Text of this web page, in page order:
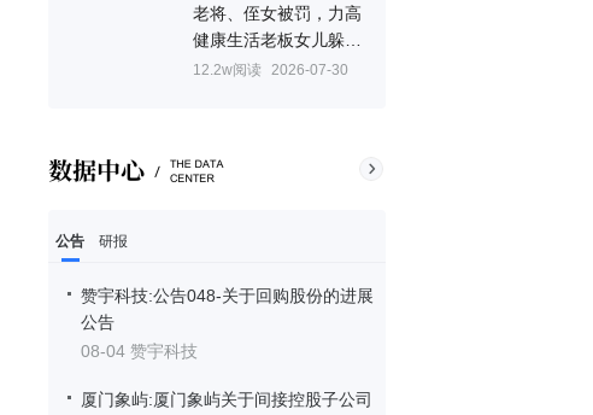
老将、侄女被罚，力高
健康生活老板女儿躲过
一劫
12.2w阅读 2026-07-30
公告 研报
赞宇科技:公告048-关于回购股份的进展
公告
08-04 赞宇科技
厦门象屿:厦门象屿关于间接控股子公司